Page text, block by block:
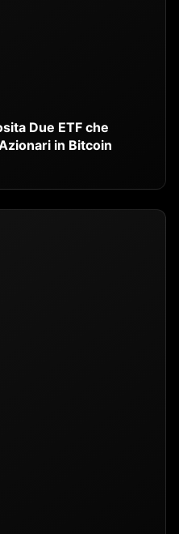
Due ETF che
in Bitcoin